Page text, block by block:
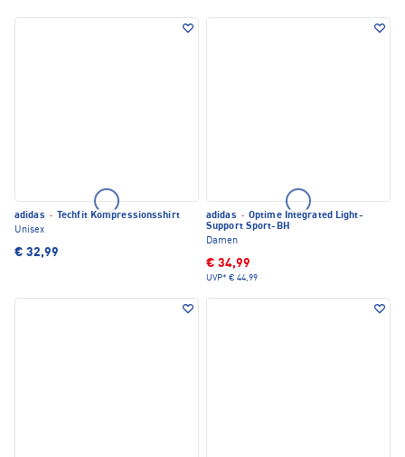
adidas ·
Techfit Kompressionsshirt
Unisex
€ 32,99
adidas · Optime Integrated Light-
Support Sport-BH
Damen
€ 34,99
UVP* € 44,99